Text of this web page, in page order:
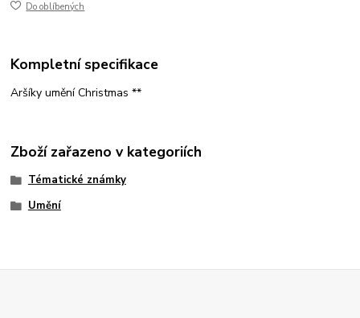
Do oblíbených
Kompletní specifikace
Aršíky umění Christmas **
Zboží zařazeno v kategoriích
Tématické známky
Umění